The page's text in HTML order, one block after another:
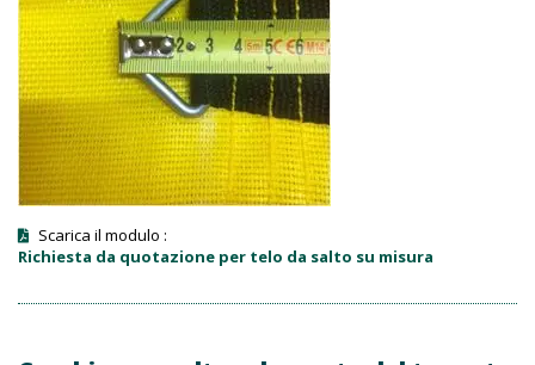
Scarica il modulo :
Richiesta da quotazione per telo da salto su misura